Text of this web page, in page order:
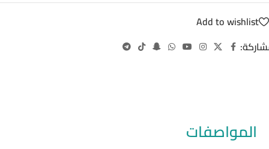
Add to wishlist
المواصفات